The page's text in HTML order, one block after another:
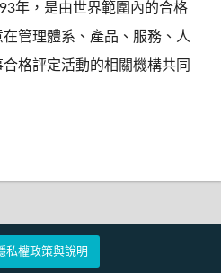
年，是由世界範圍內的合格
管理體系、產品、服務、人
格評定活動的相關機構共同
私權政策與說明